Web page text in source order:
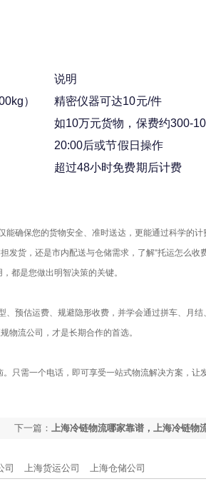
说明
）
精密仪器可达10元/件
如10万元货物，保费约300-
20:00后或节假日操作
超过48小时免费期后计费
能确保您的货物安全、准时送达，更能通过科学的计
发货，还是市内配送与仓储需求，了解“托运怎么收
都是您做出明智决策的关键。
预估运费、规避隐形收费，并学会通过拼车、月结
物流公司，才是长期合作的首选。
只需一个电话，即可享受一站式物流解决方案，让
下一篇： 上海冷链物流哪家靠谱，上海冷链物
司 上海货运公司 上海仓储公司